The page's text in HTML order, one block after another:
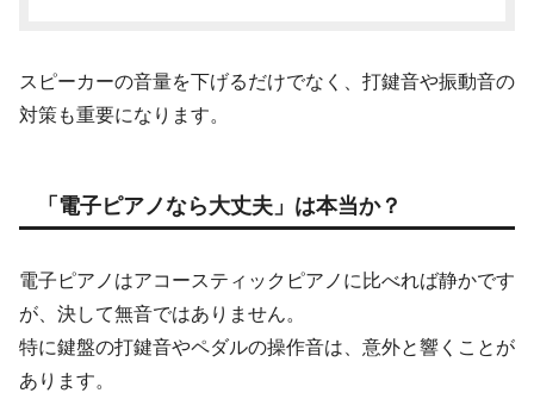
スピーカーの音量を下げるだけでなく、打鍵音や振動音の
対策も重要になります。
「電子ピアノなら大丈夫」は本当か？
電子ピアノはアコースティックピアノに比べれば静かです
が、決して無音ではありません。
特に鍵盤の打鍵音やペダルの操作音は、意外と響くことが
あります。